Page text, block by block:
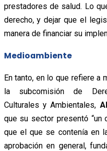
prestadores de salud. Lo
derecho, y dejar que el
manera de financiar su
Medioambiente
En tanto, en lo que refiere a
la subcomisión de
Culturales y Ambientales,
que su sector presentó “un
que el que se contenía en
aprobación en general,